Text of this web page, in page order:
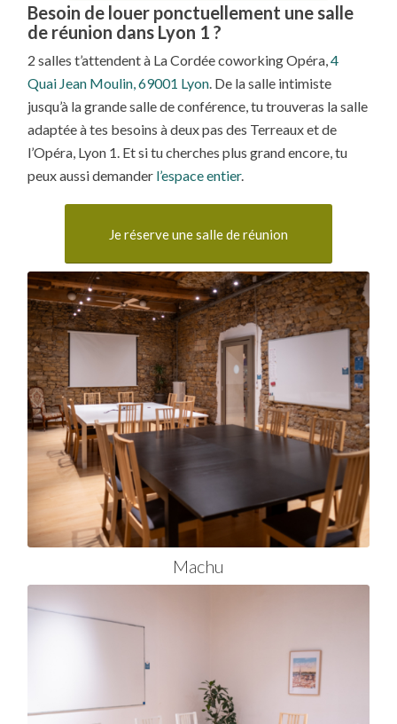
Besoin de louer ponctuellement une salle
de réunion dans Lyon 1 ?
2 salles t’attendent à La Cordée coworking Opéra, 4
Quai Jean Moulin, 69001 Lyon . De la salle intimiste
jusqu’à la grande salle de conférence, tu trouveras la salle
adaptée à tes besoins à deux pas des Terreaux et de
l’Opéra, Lyon 1. Et si tu cherches plus grand encore, tu
peux aussi demander l’espace entier.
Je réserve une salle de réunion
Machu